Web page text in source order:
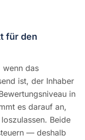
für den
wenn das
ist, der Inhaber
in
es darauf an,
Beide
— deshalb